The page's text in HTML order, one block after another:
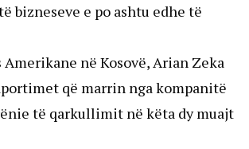
bizneseve e po ashtu edhe të
në Kosovë, Arian Zeka
që marrin nga kompanitë
të qarkullimit në këta dy muajt